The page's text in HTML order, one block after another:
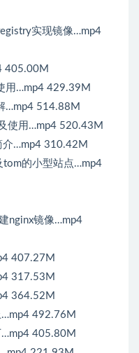
实现镜像…mp4
405.00M
用…mp4 429.39M
…mp4 514.88M
使用…mp4 520.43M
介…mp4 310.42M
tom的小型站点…mp4
nginx镜像…mp4
407.27M
317.53M
364.52M
492.76M
405.80M